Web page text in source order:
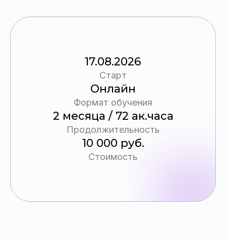
17.08.2026
Старт
Онлайн
Формат обучения
2 месяца / 72 ак.часа
Продолжительность
10 000 руб.
Стоимость